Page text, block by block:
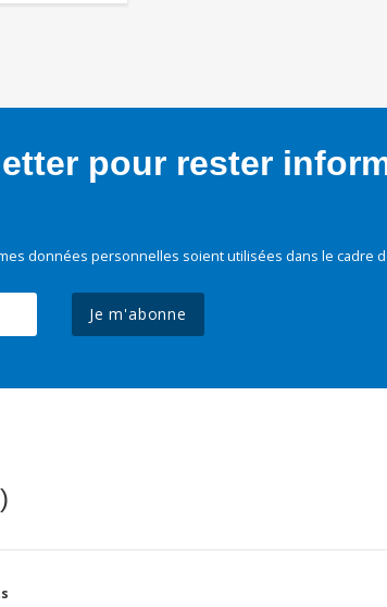
pour rester
données personnelles soient utilisées dans le cadre
Je m'abonne